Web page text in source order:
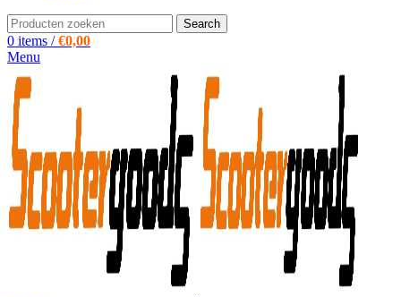
Search
0 items / €0,00
Menu